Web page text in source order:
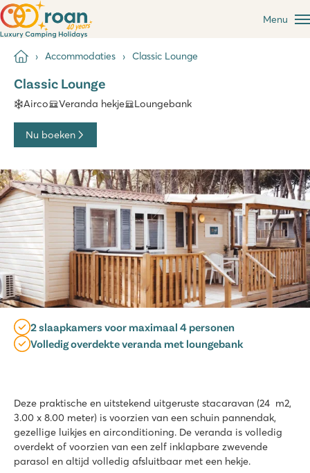
Menu
Accommodaties Classic Lounge
Classic Lounge
Airco Veranda hekje Loungebank
Nu boeken
2 slaapkamers voor maximaal 4 personen
Volledig overdekte veranda met loungebank
Deze praktische en uitstekend uitgeruste stacaravan (24 m2,
3.00 x 8.00 meter) is voorzien van een schuin pannendak,
gezellige luikjes en airconditioning. De veranda is volledig
overdekt of voorzien van een zelf inklapbare zwevende
parasol en altijd volledig afsluitbaar met een hekje.